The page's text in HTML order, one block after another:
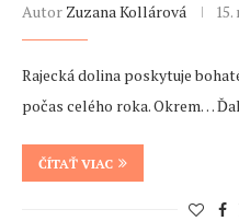
Autor Zuzana Kollárová
Rajecká dolina poskytuje
počas celého roka. Okrem…
ČÍTAŤ VIAC